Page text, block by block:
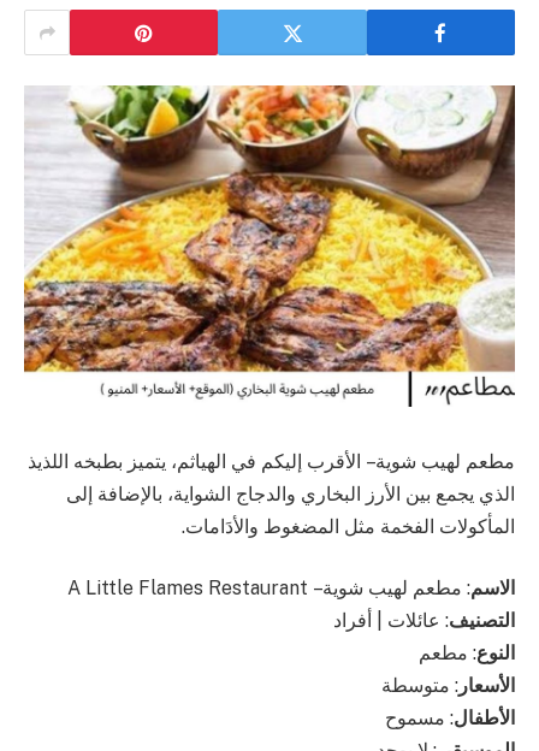
مطعم لهيب شوية – الأقرب إليكم في الهياثم، يتميز بطبخه اللذيذ
الذي يجمع بين الأرز البخاري والدجاج الشواية، بالإضافة إلى
المأكولات الفخمة مثل المضغوط والأدَامات.
الاسم: مطعم لهيب شوية – A Little Flames Restaurant
التصنيف: عائلات | أفراد
النوع: مطعم
الأسعار : متوسطة
الأطفال: مسموح